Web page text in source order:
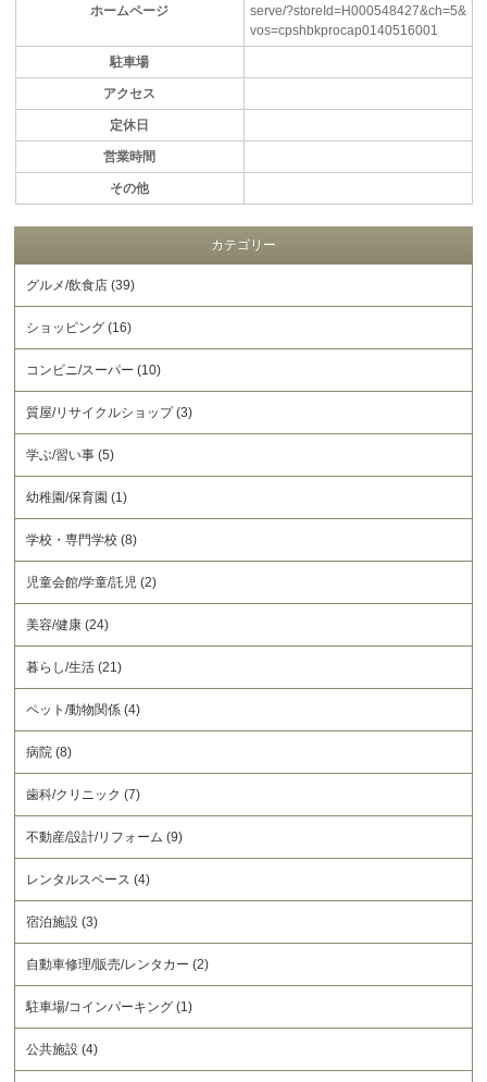
ホームページ
serve/?storeId=H000548427&ch=5&
vos=cpshbkprocap0140516001
駐車場
アクセス
定休日
営業時間
その他
カテゴリー
グルメ/飲食店 (39)
ショッピング (16)
コンビニ/スーパー (10)
質屋/リサイクルショップ (3)
学ぶ/習い事 (5)
幼稚園/保育園 (1)
学校・専門学校 (8)
児童会館/学童/託児 (2)
美容/健康 (24)
暮らし/生活 (21)
ペット/動物関係 (4)
病院 (8)
歯科/クリニック (7)
不動産/設計/リフォーム (9)
レンタルスペース (4)
宿泊施設 (3)
自動車修理/販売/レンタカー (2)
駐車場/コインパーキング (1)
公共施設 (4)